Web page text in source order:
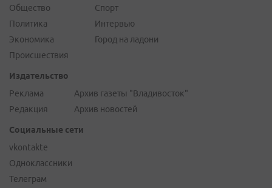
Общество
Политика
Экономика
Происшествия
Спорт
Интервью
Город на ладони
Издательство
Реклама
Редакция
Архив газеты "Владивосток"
Архив новостей
Социальные сети
vkontakte
Одноклассники
Телеграм